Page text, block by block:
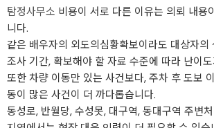
탐정사무소 비용이 서로 다른 이유는 의뢰 내용
니다.
같은 배우자의 외도의심황확보이라도 대상자의
조사 기간, 확보해야 할 자료 수준에 따라 난이
또한 차량 이동만 있는 사건보다, 주차 후 도보
동이 많은 사건이 더 까다롭습니다.
동성로, 반월당, 수성못, 대구역, 동대구역 주변